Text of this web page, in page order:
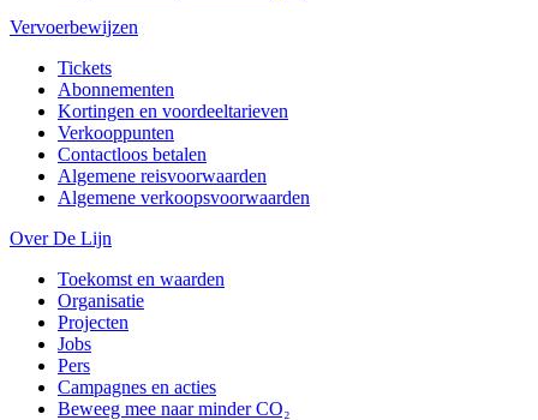
Vervoerbewijzen
Tickets
Abonnementen
Kortingen en voordeeltarieven
Verkooppunten
Contactloos betalen
Algemene reisvoorwaarden
Algemene verkoopsvoorwaarden
Over De Lijn
Toekomst en waarden
Organisatie
Projecten
Jobs
Pers
Campagnes en acties
Beweeg mee naar minder CO₂